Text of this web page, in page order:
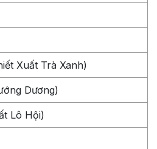
Xuất Trà Xanh)
Dương)
Lô Hội)